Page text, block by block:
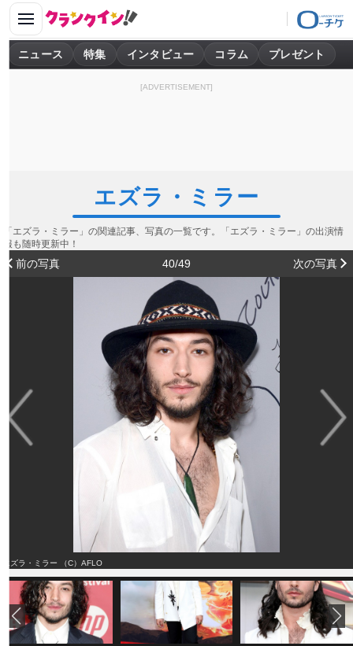
ニュース 特集 インタビュー コラム プレゼント
[ADVERTISEMENT]
エズラ・ミラー
「エズラ・ミラー」の関連記事、写真の一覧です。「エズラ・ミラー」の出演情
報も随時更新中！
前の写真 40/49 次の写真
エズラ・ミラー （C）AFLO